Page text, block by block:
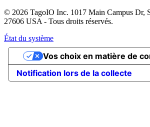
© 2026 TagoIO Inc. 1017 Main Campus Dr,
27606 USA - Tous droits réservés.
État du système
Notification lors de la collecte
Vos choix en matière de